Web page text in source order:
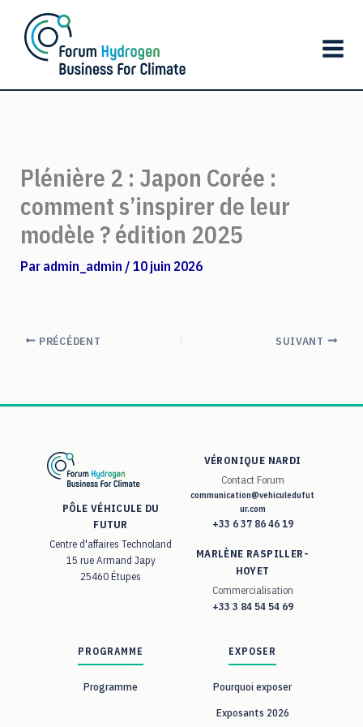
contenu
Plénière 2 : Japon Corée :
comment s’inspirer de leur
modèle ? édition 2025
Paradmin_admin /10 juin 2026
PRÉCÉDENT SUIVANT
PÔLE VÉHICULE DU
FUTUR
Centre d'affaires Technoland
15 rue Armand Japy
25460 Étupes
PROGRAMME
Programme
EXPOSER
Pourquoi exposer
Exposants 2026
VÉRONIQUE NARDI
Contact Forum
communication@vehiculedufut
ur.com
+33 6 37 86 46 19
MARLÈNE RASPILLER-
HOYET
Commercialisation
+33 3 84 54 54 69